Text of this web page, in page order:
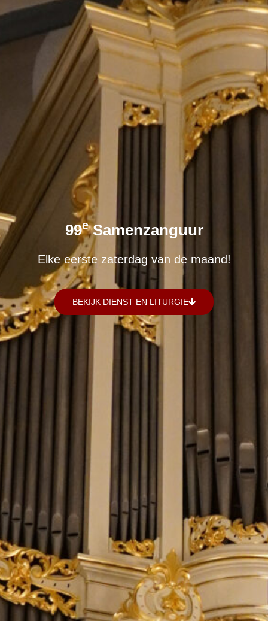
99ESamenzanguur
Elke eerste zaterdag van de maand!
BEKIJK DIENST EN LITURGIE